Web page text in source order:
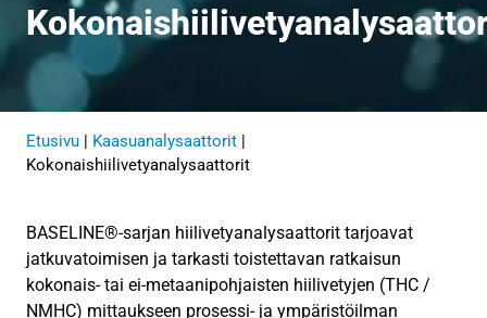
Etusivu | Kaasuanalysaattorit |
Kokonaishiilivetyanalysaattorit
BASELINE®-sarjan hiilivetyanalysaattorit tarjoavat
jatkuvatoimisen ja tarkasti toistettavan ratkaisun
kokonais- tai ei-metaanipohjaisten hiilivetyjen (THC /
NMHC) mittaukseen prosessi- ja ympäristöilman